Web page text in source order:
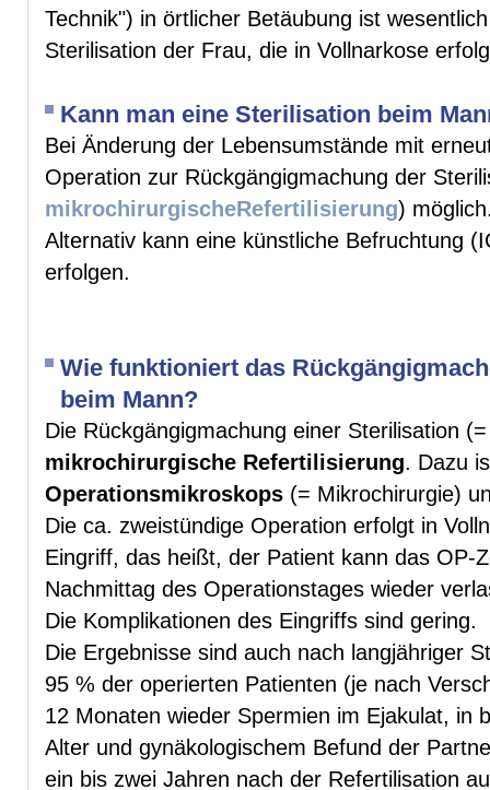
Technik") in örtlicher Betäubung ist
Sterilisation der Frau, die in Vollnarkose
Kann man eine Sterilisation beim
Bei Änderung der Lebensumstände mit
Operation zur Rückgängigmachung der
mikrochirurgischeRefertilisierung)
Alternativ kann eine künstliche Befruchtung
erfolgen.
Wie funktioniert das
beim Mann?
Die Rückgängigmachung einer Sterilisation
mikrochirurgische Refertilisierung. Dazu
Operationsmikroskops (= Mikrochirurgie)
Die ca. zweistündige Operation erfolgt in
Eingriff, das heißt, der Patient kann das OP-
Nachmittag des Operationstages wieder
Die Komplikationen des Eingriffs sind gering.
Die Ergebnisse sind auch nach langjähriger
95 % der operierten Patienten (je nach
12 Monaten wieder Spermien im Ejakulat, in
Alter und gynäkologischem Befund der
ein bis zwei Jahren nach der Refertilisation